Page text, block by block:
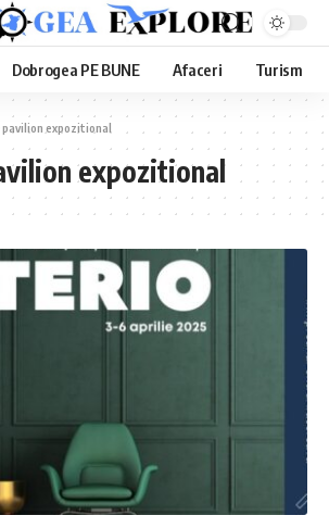
Dobrogea PE BUNE Afaceri Turism
pavilion expozitional
expozitional